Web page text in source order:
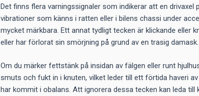
Det finns flera varningssignaler som indikerar att en
vibrationer som känns i ratten eller i bilens chassi under
mycket märkbara. Ett annat tydligt tecken är klickande eller
eller har förlorat sin smörjning på grund av en trasig damask.
Om du märker fettstänk på insidan av fälgen eller runt
smuts och fukt in i knuten, vilket leder till ett förtida haveri
har kommit i obalans. Att ignorera dessa tecken kan leda